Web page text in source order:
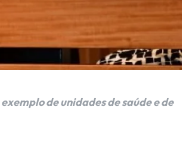
de unidades de saúde e de